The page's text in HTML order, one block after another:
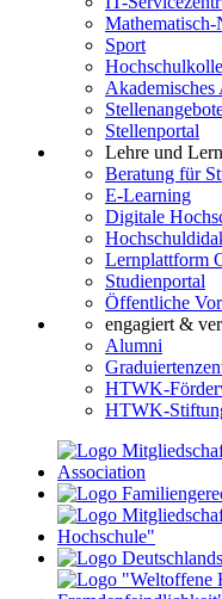
Sport
Akademisches
Stellenportal
Lehre und
Beratung für
E-Learning
Digitale
Lernplattform
Studienportal
Öffentliche
engagiert &
Alumni
HTWK-
HTWK-